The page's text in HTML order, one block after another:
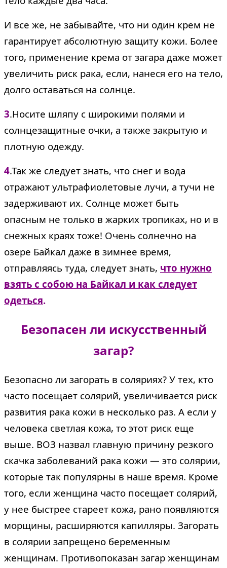
И все же, не забывайте, что ни один крем не
гарантирует абсолютную защиту кожи. Более
того, применение крема от загара даже может
увеличить риск рака, если, нанеся его на тело,
долго оставаться на солнце.
3.Носите шляпу с широкими полями и
солнцезащитные очки, а также закрытую и
плотную одежду.
4.Так же следует знать, что снег и вода
отражают ультрафиолетовые лучи, а тучи не
задерживают их. Солнце может быть
опасным не только в жарких тропиках, но и в
снежных краях тоже! Очень солнечно на
озере Байкал даже в зимнее время,
отправляясь туда, следует знать, что нужно
взять с собою на Байкал и как следует
одеться.
Безопасен ли искусственный
загар?
Безопасно ли загорать в соляриях? У тех, кто
часто посещает солярий, увеличивается риск
развития рака кожи в несколько раз. А если у
человека светлая кожа, то этот риск еще
выше. ВОЗ назвал главную причину резкого
скачка заболеваний рака кожи — это солярии,
которые так популярны в наше время. Кроме
того, если женщина часто посещает солярий,
у нее быстрее стареет кожа, рано появляются
морщины, расширяются капилляры. Загорать
в солярии запрещено беременным
женщинам. Противопоказан загар женщинам